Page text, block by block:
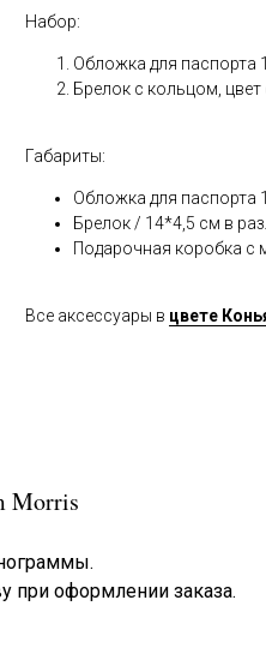
Набор:
Обложка для паспорта
Брелок с кольцом,
Габариты:
Обложка для паспорта
Брелок / 14*4,5 см в
Подарочная коробка
Все аксессуары в цвете
Morris
при оформлении заказа.